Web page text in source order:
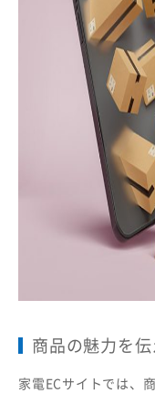
商品の魅力を
家電ECサイトでは、